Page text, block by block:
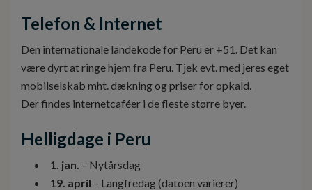
Telefon & Internet
Den internationale landekode for Peru er +51. Det kan
være dyrt at ringe hjem fra Peru. Tjek evt. med jeres eget
mobilselskab mht. dækning og priser for opkald.
Der findes internetcaféer i de fleste større byer.
Helligdage i Peru
1. jan. – Nytårsdag
19. april – Langfredag (datoen varierer)